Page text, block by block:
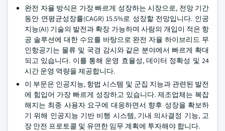
완전 자율 방식은 가장 빠르게 성장하는 시장으로, 전망 기간
동안 연평균성장률(CAGR) 15.5%로 성장할 전망입니다. 인공
지능(AI) 기술의 발전과 확장 가능하며 사람의 개입이 적은 항
공 솔루션에 대한 수요를 바탕으로 완전 자율 하이브리드 무
인항공기는 물류 및 국경 감시와 같은 분야에서 빠르게 확대
되고 있습니다. 이를 통해 운영 효율성, 데이터 정확성 및 24
시간 운영 역량을 제공합니다.
이 부문은 인공지능, 항법 시스템 및 군집 지능과 관련된 발전
에 힘입어 가장 빠르게 성장하고 있습니다. 제조업체는 복잡
해지는 최종 사용자 요구에 대응하면서 향후 성장을 확보하
기 위해 인공지능 기반 비행 시스템, 기내 의사결정 기능, 고
장 안전 프로토콜 및 유연한 임무 계획에 투자해야 합니다.